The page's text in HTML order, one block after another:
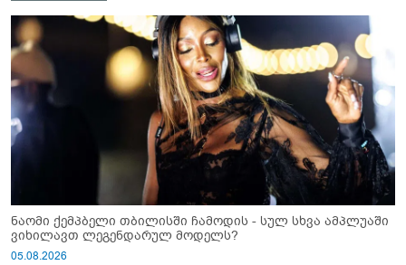
ნაომი ქემპბელი თბილისში ჩამოდის - სულ სხვა ამპლუაში
ვიხილავთ ლეგენდარულ მოდელს?
05.08.2026